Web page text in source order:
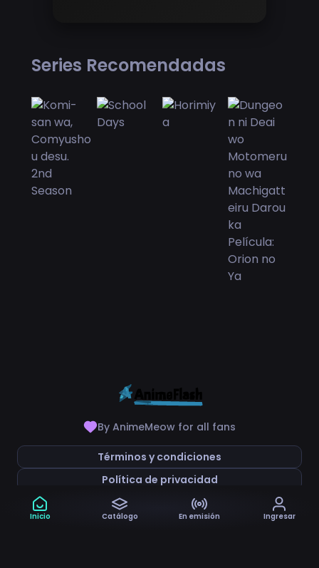
Series Recomendadas
By AnimeMeow for all fans
Términos y condiciones
Política de privacidad
Inicio Catálogo En emisión Ingresar